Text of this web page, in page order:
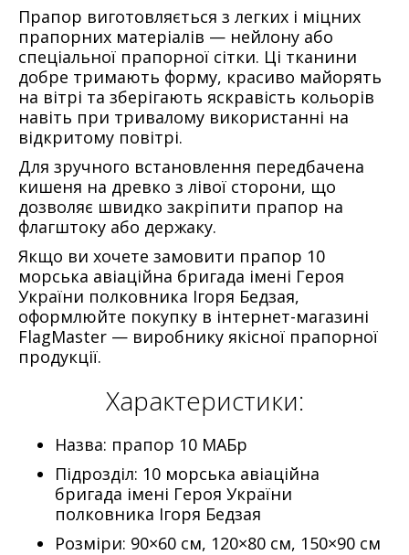
Прапор виготовляється з легких і міцних
прапорних матеріалів — нейлону або
спеціальної прапорної сітки. Ці тканини
добре тримають форму, красиво майорять
на вітрі та зберігають яскравість кольорів
навіть при тривалому використанні на
відкритому повітрі.
Для зручного встановлення передбачена
кишеня на древко з лівої сторони, що
дозволяє швидко закріпити прапор на
флагштоку або держаку.
Якщо ви хочете замовити прапор 10
морська авіаційна бригада імені Героя
України полковника Ігоря Бедзая,
оформлюйте покупку в інтернет-магазині
FlagMaster — виробнику якісної прапорної
продукції.
Характеристики:
Назва: прапор 10 МАБр
Підрозділ: 10 морська авіаційна
бригада імені Героя України
полковника Ігоря Бедзая
Розміри: 90×60 см, 120×80 см, 150×90 см